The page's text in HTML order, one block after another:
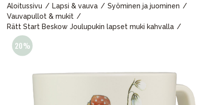
Aloitussivu Lapsi & vauva
Syöminen ja juominen
Vauvapullot & mukit
Rätt Start Beskow Joulupukin lapset muki kahvalla
Lasten turvaistuimet
Vauvan paketti
Äiti & Isä
Huonekalut & vuodevaatteet